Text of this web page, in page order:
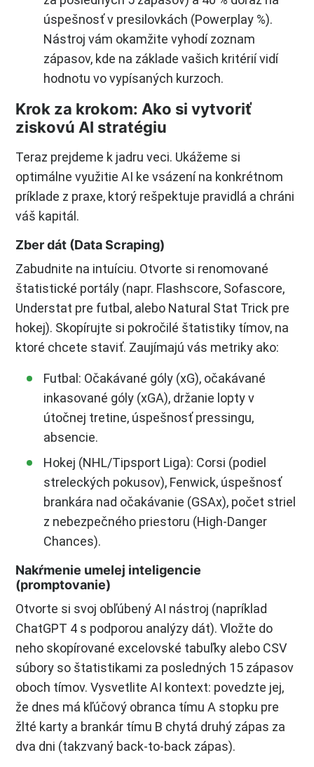
úspešnosť v presilovkách (Powerplay %).
Nástroj vám okamžite vyhodí zoznam
zápasov, kde na základe vašich kritérií vidí
hodnotu vo vypísaných kurzoch.
Krok za krokom: Ako si vytvoriť
ziskovú AI stratégiu
Teraz prejdeme k jadru veci. Ukážeme si
optimálne využitie AI ke vsázení na konkrétnom
príklade z praxe, ktorý rešpektuje pravidlá a chráni
váš kapitál.
Zber dát (Data Scraping)
Zabudnite na intuíciu. Otvorte si renomované
štatistické portály (napr. Flashscore, Sofascore,
Understat pre futbal, alebo Natural Stat Trick pre
hokej). Skopírujte si pokročilé štatistiky tímov, na
ktoré chcete staviť. Zaujímajú vás metriky ako:
Futbal: Očakávané góly (xG), očakávané
inkasované góly (xGA), držanie lopty v
útočnej tretine, úspešnosť pressingu,
absencie.
Hokej (NHL/Tipsport Liga): Corsi (podiel
streleckých pokusov), Fenwick, úspešnosť
brankára nad očakávanie (GSAx), počet striel
z nebezpečného priestoru (High-Danger
Chances).
Nakŕmenie umelej inteligencie
(promptovanie)
Otvorte si svoj obľúbený AI nástroj (napríklad
ChatGPT 4 s podporou analýzy dát). Vložte do
neho skopírované excelovské tabuľky alebo CSV
súbory so štatistikami za posledných 15 zápasov
oboch tímov. Vysvetlite AI kontext: povedzte jej,
že dnes má kľúčový obranca tímu A stopku pre
žlté karty a brankár tímu B chytá druhý zápas za
dva dni (takzvaný back-to-back zápas).